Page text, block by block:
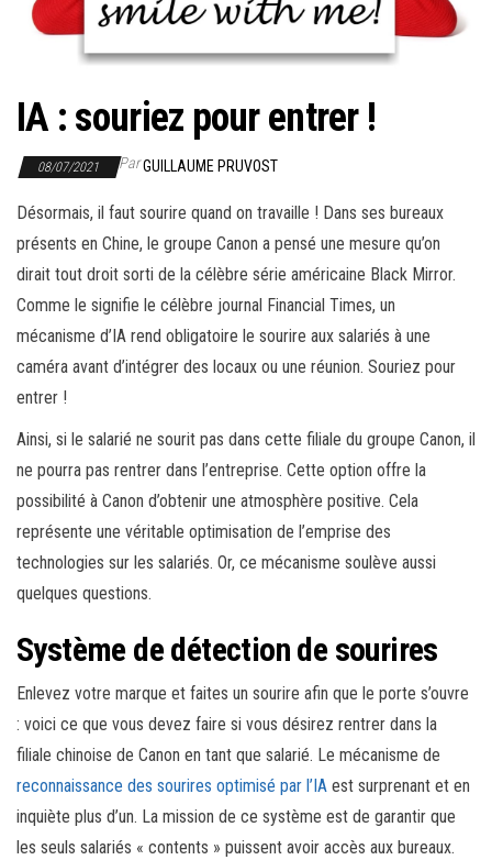
l
t
n
IA : souriez pour entrer !
08/07/2021 ParGUILLAUME PRUVOST
Désormais, il faut sourire quand on travaille ! Dans ses bureaux
présents en Chine, le groupe Canon a pensé une mesure qu’on
dirait tout droit sorti de la célèbre série américaine Black Mirror.
Comme le signifie le célèbre journal Financial Times, un
mécanisme d’IA rend obligatoire le sourire aux salariés à une
caméra avant d’intégrer des locaux ou une réunion. Souriez pour
entrer !
Ainsi, si le salarié ne sourit pas dans cette filiale du groupe Canon, il
ne pourra pas rentrer dans l’entreprise. Cette option offre la
possibilité à Canon d’obtenir une atmosphère positive. Cela
représente une véritable optimisation de l’emprise des
technologies sur les salariés. Or, ce mécanisme soulève aussi
quelques questions.
Système de détection de sourires
Enlevez votre marque et faites un sourire afin que le porte s’ouvre
: voici ce que vous devez faire si vous désirez rentrer dans la
filiale chinoise de Canon en tant que salarié. Le mécanisme de
reconnaissance des sourires optimisé par l’IA est surprenant et en
inquiète plus d’un. La mission de ce système est de garantir que
les seuls salariés « contents » puissent avoir accès aux bureaux.